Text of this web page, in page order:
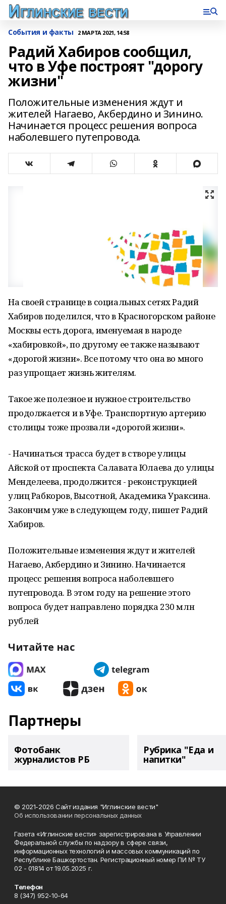
События и факты 2 МАРТА 2021, 14:58
Радий Хабиров сообщил,
что в Уфе построят "дорогу
жизни"
Положительные изменения ждут и
жителей Нагаево, Акбердино и Зинино.
Начинается процесс решения вопроса
наболевшего путепровода.
На своей странице в социальных сетях Радий
Хабиров поделился, что в Красногорском районе
Москвы есть дорога, именуемая в народе
«хабировкой», по другому ее также называют
«дорогой жизни». Все потому что она во много
раз упрощает жизнь жителям.
Такое же полезное и нужное строительство
продолжается и в Уфе. Транспортную артерию
столицы тоже прозвали «дорогой жизни».
- Начинаться трасса будет в створе улицы
Айской от проспекта Салавата Юлаева до улицы
Менделеева, продолжится - реконструкцией
улиц Рабкоров, Высотной, Академика Ураксина.
Закончим уже в следующем году, пишет Радий
Хабиров.
Положительные изменения ждут и жителей
Нагаево, Акбердино и Зинино. Начинается
процесс решения вопроса наболевшего
путепровода. В этом году на решение этого
вопроса будет направлено порядка 230 млн
рублей
Читайте нас
Партнеры
Фотобанк
журналистов РБ
Рубрика "Еда и
напитки"
© 2021-2026 Сайт издания "Иглинские вести"
Об использовании персональных данных
Газета «Иглинские вести» зарегистрирована в Управлении
Федеральной службы по надзору в сфере связи,
информационных технологий и массовых коммуникаций по
Республике Башкортостан. Регистрационный номер ПИ № ТУ
02 - 01814 от 19.05.2025 г.
Телефон
8 (347) 952-10-64